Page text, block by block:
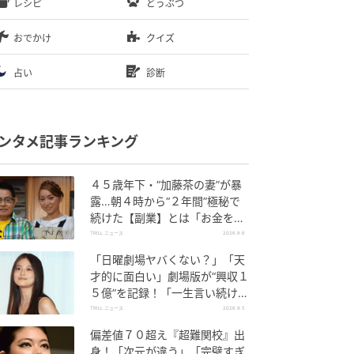
レシピ どうぶつ
おでかけ クイズ
占い 診断
タメ記事ランキング
４５歳年下・“加藤茶の妻”が暴
露…朝４時から“２年間”極秘で
続けた【副業】とは「お金を稼
ぐのって大変」
TRILL ニュース 2026.8.6
「日曜劇場ヤバくない？」「天
才的に面白い」劇場版が“興収１
５億”を記録！「一生言い続け
る」放送後も続く“切望の声”
TRILL ニュース 2026.8.5
偏差値７０超え『超難関校』出
身！「次元が違う」「完璧すぎ